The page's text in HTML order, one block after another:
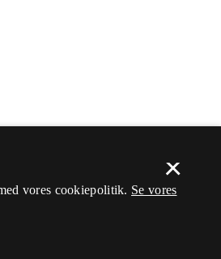
×
vores cookiepolitik. Se vores